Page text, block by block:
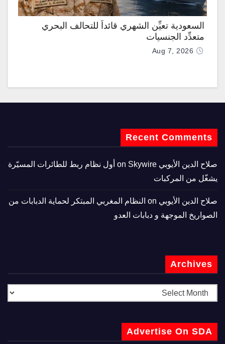
السعودية تعيِّن الشهري قائداً للتحالف البحري
متعدِّد الجنسيات
Aug 7, 2026
Recent Comments
صلاح الدين الأيوبي
Skywire أول نظام ربط للطائرات المسيّرة
يشغّل من المركبات
صلاح الدين الأيوبي
النظام المغربي المبتكر لحماية الدبابات من
الصواريخ الموجهة و دبابات العدو
Archives
Advertise On SDA